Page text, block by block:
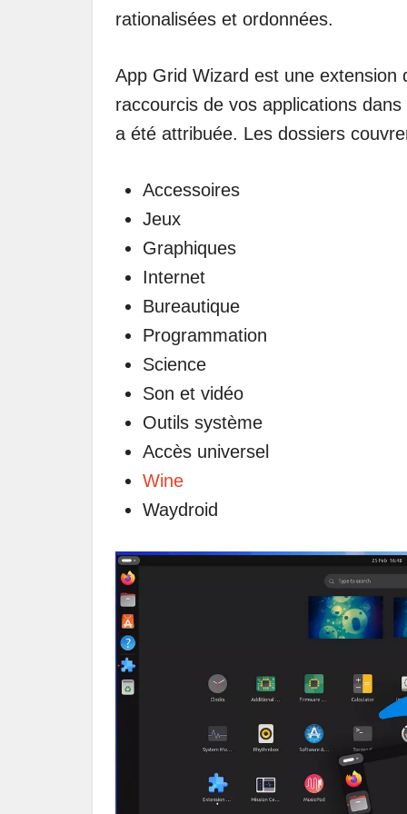
rationalisées et ordonnées.
App Grid Wizard est une extension
raccourcis de vos applications
a été attribuée. Les dossiers
Accessoires
Jeux
Graphiques
Internet
Bureautique
Programmation
Science
Son et vidéo
Outils système
Accès universel
Wine
Waydroid